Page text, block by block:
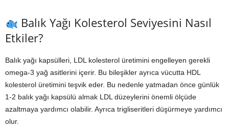
Balık Yağı Kolesterol Seviyesini Nasıl
Etkiler?
Balık yağı kapsülleri, LDL kolesterol üretimini engelleyen gerekli
omega-3 yağ asitlerini içerir. Bu bileşikler ayrıca vücutta HDL
kolesterol üretimini teşvik eder. Bu nedenle yatmadan önce günlük
1-2 balık yağı kapsülü almak LDL düzeylerini önemli ölçüde
azaltmaya yardımcı olabilir. Ayrıca trigliseritleri düşürmeye yardımcı
olur.